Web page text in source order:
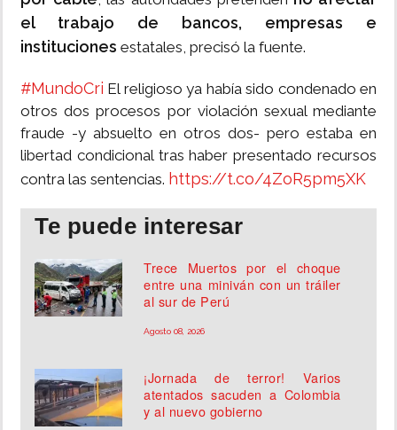
el trabajo de bancos, empresas e
instituciones estatales, precisó la fuente.
#MundoCri El religioso ya había sido condenado en
otros dos procesos por violación sexual mediante
fraude -y absuelto en otros dos- pero estaba en
libertad condicional tras haber presentado recursos
contra las sentencias. https://t.co/4ZoR5pm5XK
Te puede interesar
Trece Muertos por el choque
entre una miniván con un tráiler
al sur de Perú
Agosto 08, 2026
¡Jornada de terror! Varios
atentados sacuden a Colombia
y al nuevo gobierno